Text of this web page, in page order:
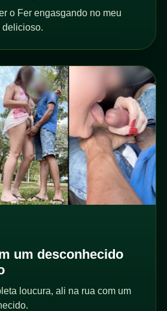
o Fer engasgando no meu
delicioso.
um desconhecido
loucura, ali na rua com um